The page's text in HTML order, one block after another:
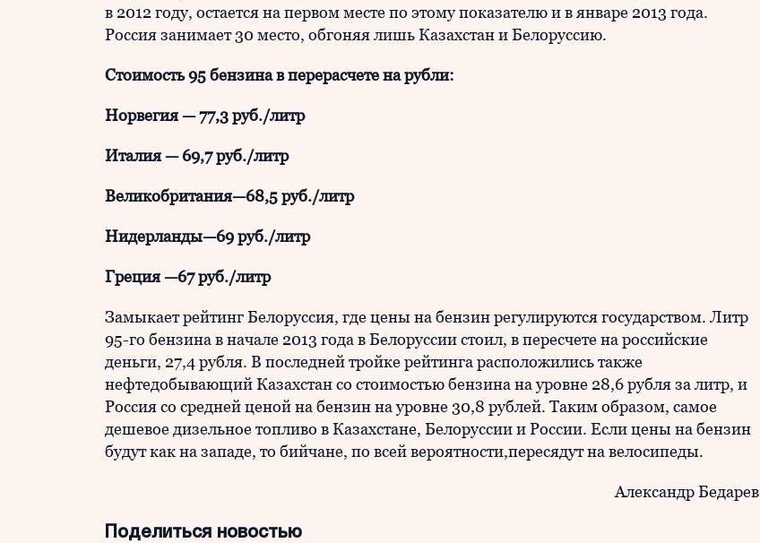
в 2012 году, остается на первом месте по этому показателю и в январе 2013 года.
Россия занимает 30 место, обгоняя лишь Казахстан и Белоруссию.
Стоимость 95 бензина в перерасчете на рубли:
Норвегия — 77,3 руб./литр
Италия — 69,7 руб./литр
Великобритания—68,5 руб./литр
Нидерланды—69 руб./литр
Греция —67 руб./литр
Замыкает рейтинг Белоруссия, где цены на бензин регулируются государством. Литр
95-го бензина в начале 2013 года в Белоруссии стоил, в пересчете на российские
деньги, 27,4 рубля. В последней тройке рейтинга расположились также
нефтедобывающий Казахстан со стоимостью бензина на уровне 28,6 рубля за литр, и
Россия со средней ценой на бензин на уровне 30,8 рублей. Таким образом, самое
дешевое дизельное топливо в Казахстане, Белоруссии и России. Если цены на бензин
будут как на западе, то бийчане, по всей вероятности,пересядут на велосипеды.
Александр Бедарев
Поделиться новостью